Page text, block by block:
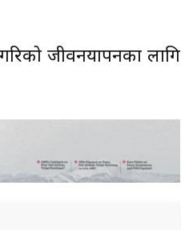
जीवनयापनका लागि